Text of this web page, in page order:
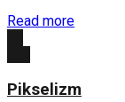
Read more
Pikselizm